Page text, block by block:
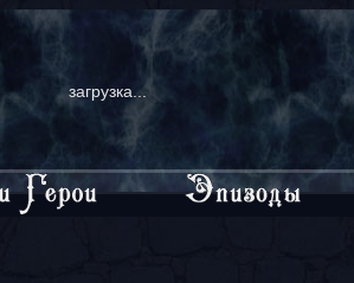
загрузка...